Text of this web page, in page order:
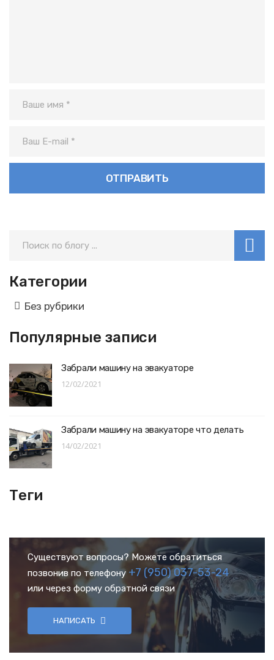
Категории
Без рубрики
Популярные записи
Забрали машину на эвакуаторе
12/02/2021
Забрали машину на эвакуаторе что делать
14/02/2021
Теги
Существуют вопросы? Можете обратиться
позвонив по телефону +7 (950) 037-53-24
или через форму обратной связи
НАПИСАТЬ